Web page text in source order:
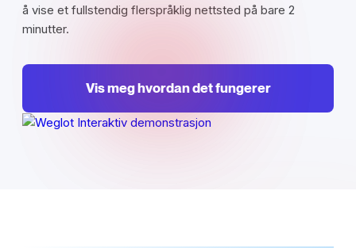
å vise et fullstendig flerspråklig nettsted på bare 2
minutter.
Vis meg hvordan det fungerer